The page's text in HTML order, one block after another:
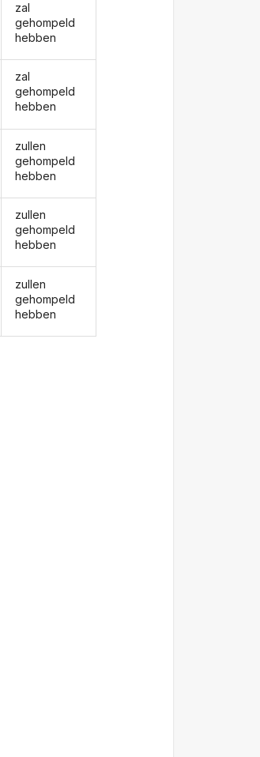
zal
gehompeld
hebben
zal
gehompeld
hebben
zullen
gehompeld
hebben
zullen
gehompeld
hebben
zullen
gehompeld
hebben